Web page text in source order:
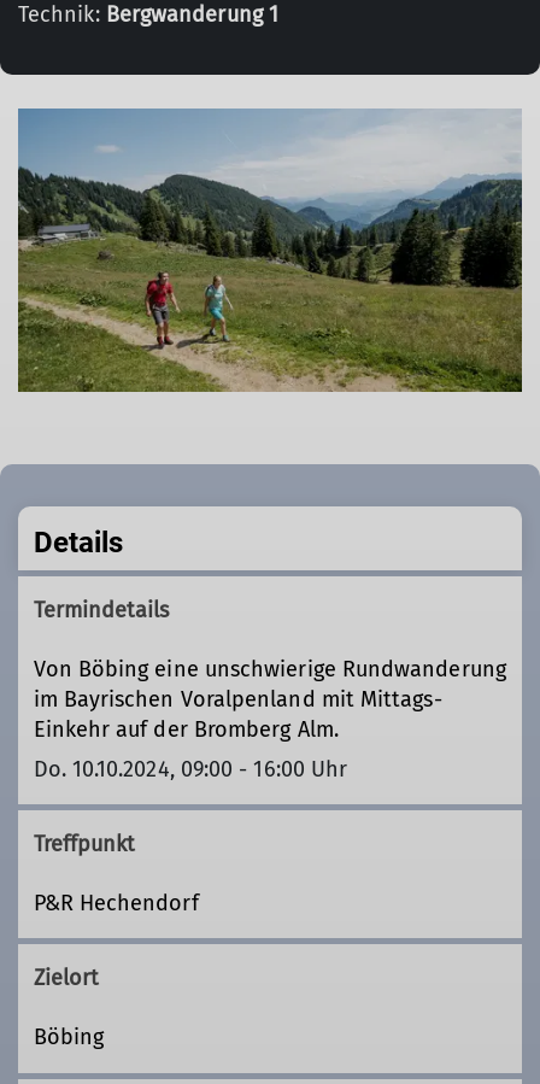
Technik: Bergwanderung 1
Details
Termindetails
Von Böbing eine unschwierige Rundwanderung
im Bayrischen Voralpenland mit Mittags-
Einkehr auf der Bromberg Alm.
Do. 10.10.2024, 09:00 - 16:00 Uhr
Treffpunkt
P&R Hechendorf
Zielort
Böbing